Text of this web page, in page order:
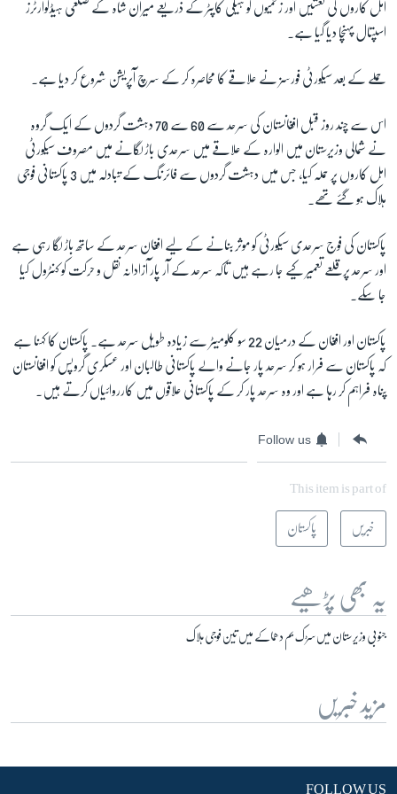
اہل کاروں کی نعشیں اور زخمیوں کو ہیلی کاپٹر کے ذریعے میران شاہ کے ضلعی ہیڈکوارٹرز
اسپتال پہنچا دیا گیا ہے۔
حملے کے بعد سیکورٹی فورسز نے علاقے کا محاصرہ کر کے سرچ آپریشن شروع کر دیا ہے۔
اس سے چند روز قبل افغانستان کی سرحد سے 60 سے 70 دہشت گردوں کے ایک گروہ
نے شمالی وزیرستان میں الوارہ کے علاقے میں سرحدی باڑ لگانے میں مصروف سیکورٹی
اہل کاروں پر حملہ کیا، جس میں دہشت گردوں سے فائرنگ کے تبادلہ میں 3 پاکستانی فوجی
ہلاک ہو گئے تھے۔
پاکستان کی فوج سرحدی سیکورٹی کو موثر بنانے کے لیے افغان سرحد کے ساتھ باڑ لگا رہی ہے
اور سرحد پر قلعے تعمیر کیے جا رہے ہیں تاکہ سرحد کے آر پار آزادانہ نقل و حرکت کو کنٹرول کیا
جا سکے۔
پاکستان اور افغان کے درمیان 22 سو کلومیٹر سے زیادہ طویل سرحد ہے۔ پاکستان کا کہنا ہے
کہ پاکستان سے فرار ہو کر سرحد پار جانے والے پاکستانی طالبان اور عسکری گروپس کو افغانستان
پناہ فراہم کر رہا ہے اور وہ سرحد پار کر کے پاکستانی علاقوں میں کارروائیاں کرتے ہیں۔
Follow us
This item is part of
خبریں پاکستان
یہ بھی پڑھیے
جنوبی وزیر ستان میں سڑک بم دھماکے میں تین فوجی ہلاک
مزید خبریں
FOLLOW US